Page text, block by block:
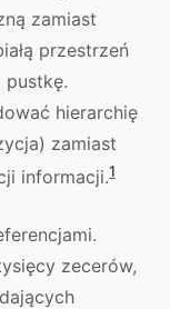
zamiast
przestrzeń
pustkę.
hierarchię
zamiast
informacji.1
zecerów,